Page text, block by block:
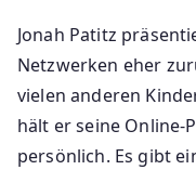
Jonah Patitz
Netzwerken eher
vielen anderen
hält er seine Online-
persönlich. Es gibt